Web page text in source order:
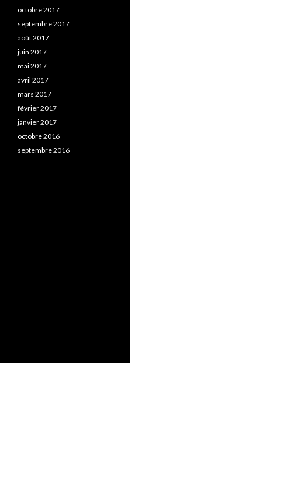
octobre 2017
septembre 2017
août 2017
juin 2017
mai 2017
avril 2017
mars 2017
février 2017
janvier 2017
octobre 2016
septembre 2016